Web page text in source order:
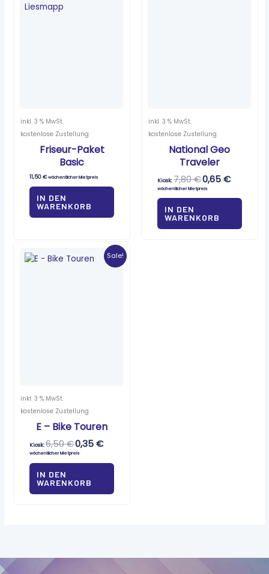
inkl. 3 % MwSt.
kostenlose Zustellung
Friseur-Paket
Basic
11,50€wöchentlicher Mietpreis
IN DEN
WARENKORB
inkl. 3 % MwSt.
kostenlose Zustellung
National Geo
Traveler
Kiosk:7,80€0,65€
wöchentlicher Mietpreis
IN DEN
WARENKORB
Sale!
inkl. 3 % MwSt.
kostenlose Zustellung
E – Bike Touren
Kiosk:6,50€
Ursprünglicher
war:
0,35€
Aktueller
Preis
ist:
0,35 €.
wöchentlicher Mietpreis
IN DEN
WARENKORB